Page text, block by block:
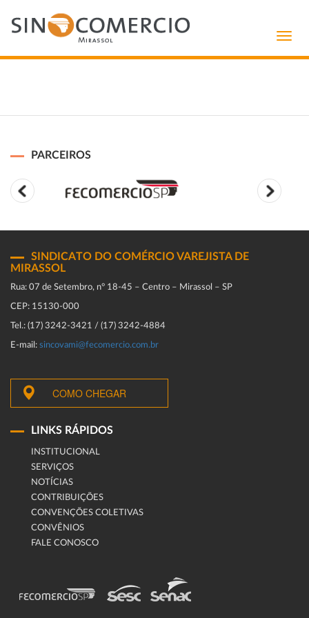
PARCEIROS
SINDICATO DO COMÉRCIO VAREJISTA DE
MIRASSOL
Rua: 07 de Setembro, n° 18-45 – Centro – Mirassol – SP
CEP: 15130-000
Tel.: (17) 3242-3421 / (17) 3242-4884
E-mail: sincovami@fecomercio.com.br
COMO CHEGAR
LINKS RÁPIDOS
INSTITUCIONAL
SERVIÇOS
NOTÍCIAS
CONTRIBUIÇÕES
CONVENÇÕES COLETIVAS
CONVÊNIOS
FALE CONOSCO